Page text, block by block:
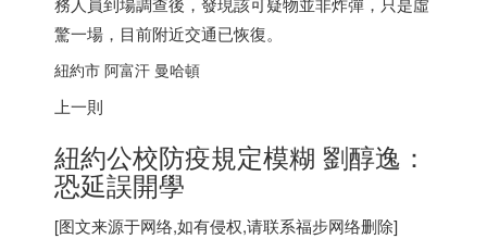
驚一場，目前附近交通已恢復。
紐約市 阿富汗 曼哈頓
上一則
紐約公校防疫規定模糊 劉醇逸：
恐延誤開學
[图文来源于网络,如有侵权,请联系福步网络删除]